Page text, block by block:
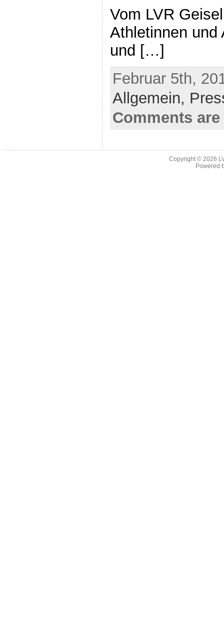
Vom LVR
Athletinnen und
und […]
Februar 5th,
Allgemein,
Comments
Copyright © 2026
Powered